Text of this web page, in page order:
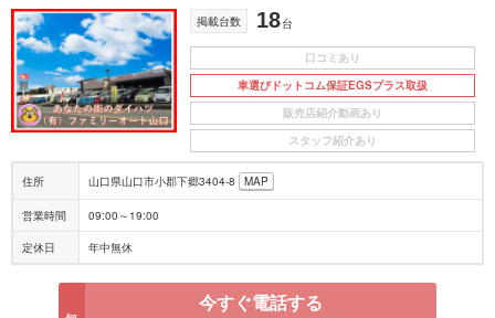
掲載台数 18台
口コミあり
車選びドットコム保証EGSプラス取扱
販売店紹介動画あり
スタッフ紹介あり
住所 山口県山口市小郡下郷3404-8 MAP
営業時間 09:00～19:00
定休日 年中無休
今すぐ電話する